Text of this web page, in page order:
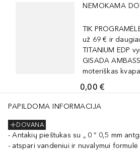
NEMOKAMA
TIK
už 69 € ir
TITANIUM EDP
GISADA
moteriškas
0,00 €
PAPILDOMA INFORMACIJA
DOVANA
Antakių pieštukas su „ 0 “ 0,5 mm
atspari vandeniui ir nuvalymui formulė